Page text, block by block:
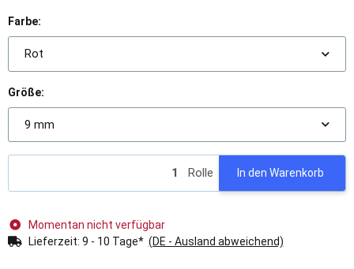
Farbe:
Rot
Größe:
9 mm
Rolle In den Warenkorb
Momentan nicht verfügbar
Lieferzeit: 9 - 10 Tage* (DE - Ausland abweichend)